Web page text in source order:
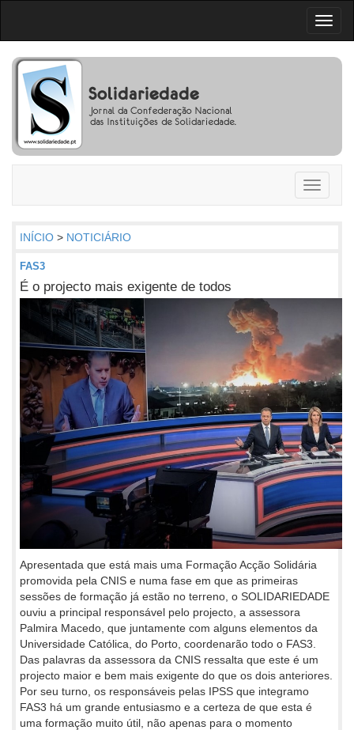
Toggle
INÍCIO > NOTICIÁRIO
FAS3
É o projecto mais exigente de todos
Apresentada que está mais uma Formação Acção Solidária
promovida pela CNIS e numa fase em que as primeiras
sessões de formação já estão no terreno, o SOLIDARIEDADE
ouviu a principal responsável pelo projecto, a assessora
Palmira Macedo, que juntamente com alguns elementos da
Universidade Católica, do Porto, coordenarão todo o FAS3.
Das palavras da assessora da CNIS ressalta que este é um
projecto maior e bem mais exigente do que os dois anteriores.
Por seu turno, os responsáveis pelas IPSS que integramo
FAS3 há um grande entusiasmo e a certeza de que esta é
uma formação muito útil, não apenas para o momento